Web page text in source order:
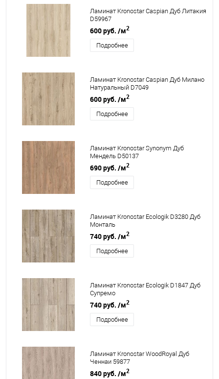
Ламинат Kronostar Caspian Дуб Литакия
D59967
600 руб. /м2
Подробнее
Ламинат Kronostar Caspian Дуб Милано
Натуральный D7049
600 руб. /м2
Подробнее
Ламинат Kronostar Synonym Дуб
Мендель D50137
690 руб. /м2
Подробнее
Ламинат Kronostar Ecologik D3280 Дуб
Монталь
740 руб. /м2
Подробнее
Ламинат Kronostar Ecologik D1847 Дуб
Супремо
740 руб. /м2
Подробнее
Ламинат Kronostar WoodRoyal Дуб
Ченнаи 59877
840 руб. /м2